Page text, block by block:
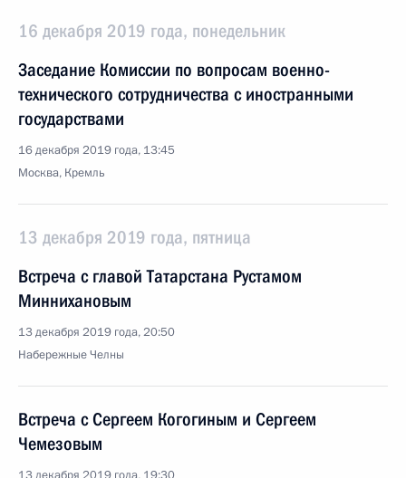
16 декабря 2019 года, понедельник
Заседание Комиссии по вопросам военно-
технического сотрудничества с иностранными
государствами
16 декабря 2019 года, 13:45
Москва, Кремль
13 декабря 2019 года, пятница
Встреча с главой Татарстана Рустамом
Миннихановым
13 декабря 2019 года, 20:50
Набережные Челны
Встреча с Сергеем Когогиным и Сергеем
Чемезовым